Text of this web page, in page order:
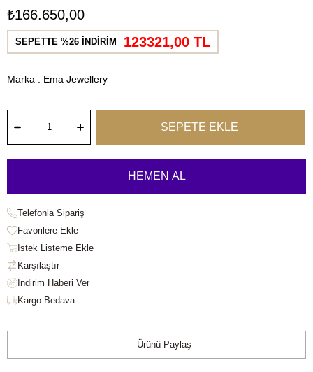
₺166.650,00
SEPETTE %26 İNDİRİM 123321,00 TL
Marka : Ema Jewellery
Telefonla Sipariş
Favorilere Ekle
İstek Listeme Ekle
Karşılaştır
Kargo Bedava
Ürünü Paylaş